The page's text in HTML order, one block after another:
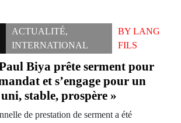
ACTUALITÉ,
INTERNATIONAL
BY LANG
FILS
Biya prête serment pour
et s’engage pour un
stable, prospère »
de prestation de serment a été